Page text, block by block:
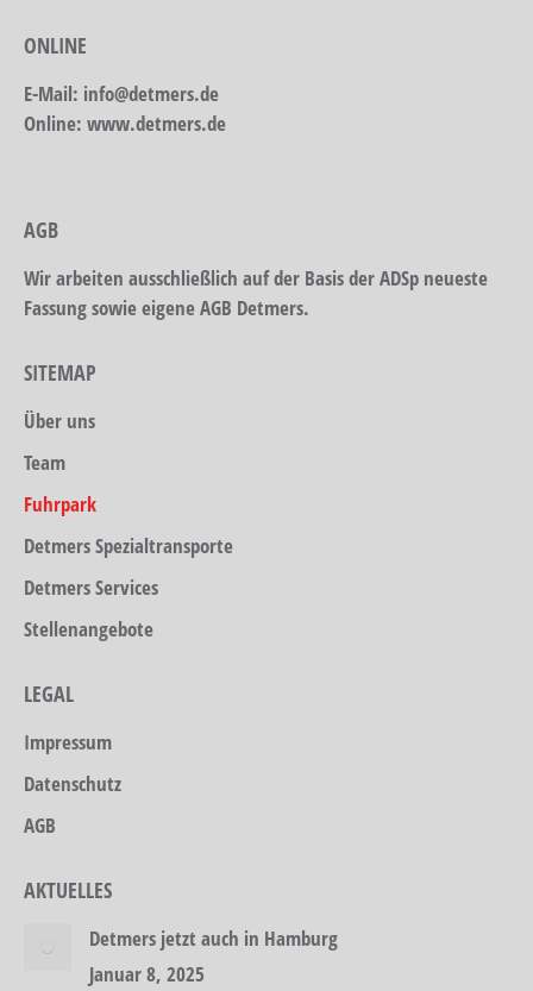
ONLINE
E-Mail: info@detmers.de
Online: www.detmers.de
AGB
Wir arbeiten ausschließlich auf der Basis der ADSp neueste
Fassung sowie eigene AGB Detmers.
SITEMAP
Über uns
Team
Fuhrpark
Detmers Spezialtransporte
Detmers Services
Stellenangebote
LEGAL
Impressum
Datenschutz
AGB
AKTUELLES
Detmers jetzt auch in Hamburg
Januar 8, 2025